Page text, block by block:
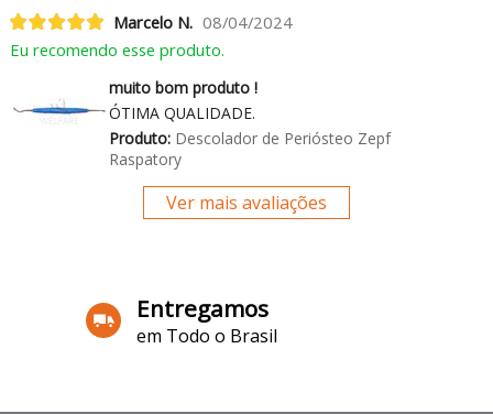
Marcelo N. 08/04/2024
Eu recomendo esse produto.
muito bom produto !
ÓTIMA QUALIDADE.
Produto:Descolador de Periósteo Zepf
Raspatory
Ver mais avaliações
Entregamos
em Todo o Brasil